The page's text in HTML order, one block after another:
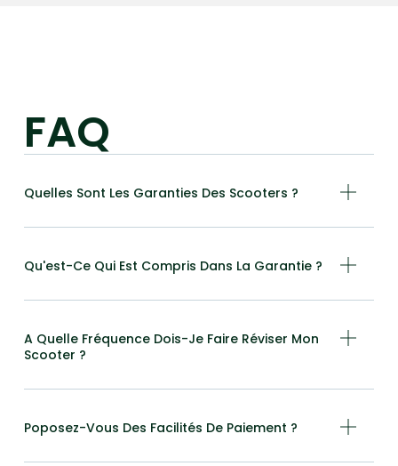
FAQ
Quelles Sont Les Garanties Des Scooters ?
Qu'est-Ce Qui Est Compris Dans La Garantie ?
A Quelle Fréquence Dois-Je Faire Réviser Mon
Scooter ?
Poposez-Vous Des Facilités De Paiement ?